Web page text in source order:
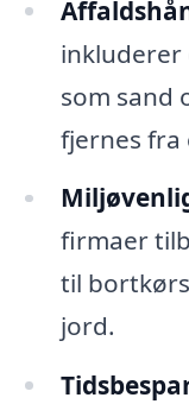
inkluderer
som sand
fjernes fra
firmaer
til
jord.